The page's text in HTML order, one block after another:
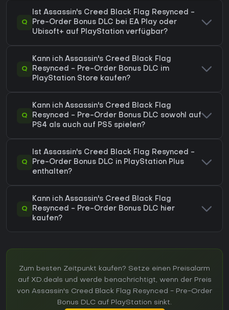
Q
Ist Assassin's Creed Black Flag Resynced -
Pre-Order Bonus DLC bei EA Play oder
Ubisoft+ auf PlayStation verfügbar?
Q
Kann ich Assassin's Creed Black Flag
Resynced - Pre-Order Bonus DLC im
PlayStation Store kaufen?
Q
Kann ich Assassin's Creed Black Flag
Resynced - Pre-Order Bonus DLC sowohl auf
PS4 als auch auf PS5 spielen?
Q
Ist Assassin's Creed Black Flag Resynced -
Pre-Order Bonus DLC in PlayStation Plus
enthalten?
Q
Kann ich Assassin's Creed Black Flag
Resynced - Pre-Order Bonus DLC hier
kaufen?
Zum besten Zeitpunkt kaufen? Setze einen Preisalarm
auf XD.deals und werde benachrichtigt, wenn der Preis
von Assassin's Creed Black Flag Resynced - Pre-Order
Bonus DLC auf PlayStation sinkt.